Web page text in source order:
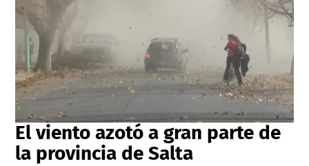
El viento azotó a gran parte de
la provincia de Salta